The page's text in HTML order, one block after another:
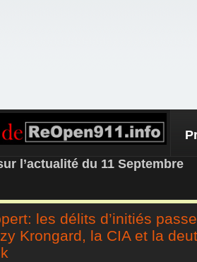
– NEWS
l’actualité du 11 Septembre
les délits d’initiés
Krongard, la CIA et la